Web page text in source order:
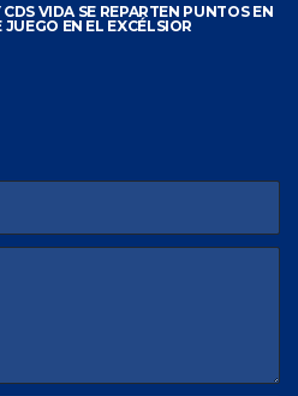
CDS VIDA SE REPARTEN PUNTOS EN
EN EL EXCÉLSIOR